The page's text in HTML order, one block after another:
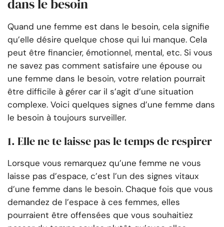
dans le besoin
Quand une femme est dans le besoin, cela signifie
qu’elle désire quelque chose qui lui manque. Cela
peut être financier, émotionnel, mental, etc. Si vous
ne savez pas comment satisfaire une épouse ou
une femme dans le besoin, votre relation pourrait
être difficile à gérer car il s’agit d’une situation
complexe. Voici quelques signes d’une femme dans
le besoin à toujours surveiller.
1. Elle ne te laisse pas le temps de respirer
Lorsque vous remarquez qu’une femme ne vous
laisse pas d’espace, c’est l’un des signes vitaux
d’une femme dans le besoin. Chaque fois que vous
demandez de l’espace à ces femmes, elles
pourraient être offensées que vous souhaitiez